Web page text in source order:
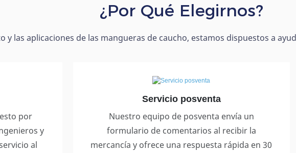
¿Por Qué Elegirnos?
y las aplicaciones de las mangueras de caucho, estamos dispuestos a
por
y
al
Servicio posventa
Nuestro equipo de posventa envía un
formulario de comentarios al recibir la
mercancía y ofrece una respuesta rápida en 30